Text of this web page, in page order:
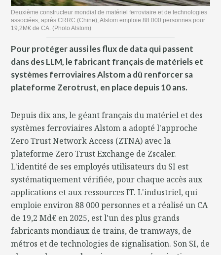
Deuxième constructeur mondial de matériel ferroviaire et de technologies
associées, après CRRC (Chine), Alstom emploie 88 000 personnes pour
19,2M€ de CA. (Photo Alstom)
Pour protéger aussi les flux de data qui passent
dans des LLM, le fabricant français de matériels et
systèmes ferroviaires Alstom a dû renforcer sa
plateforme Zerotrust, en place depuis 10 ans.
Depuis dix ans, le géant français du matériel et des
systèmes ferroviaires Alstom a adopté l'approche
Zero Trust Network Access (ZTNA) avec la
plateforme Zero Trust Exchange de Zscaler.
L'identité de ses employés utilisateurs du SI est
systématiquement vérifiée, pour chaque accès aux
applications et aux ressources IT. L'industriel, qui
emploie environ 88 000 personnes et a réalisé un CA
de 19,2 Md€ en 2025, est l'un des plus grands
fabricants mondiaux de trains, de tramways, de
métros et de technologies de signalisation. Son SI, de